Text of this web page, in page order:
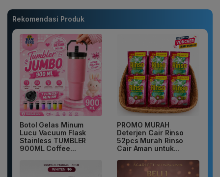
Rekomendasi Produk
Botol Gelas Minum
Lucu Vacuum Flask
Stainless TUMBLER
900ML Coffee...
PROMO MURAH
Deterjen Cair Rinso
52pcs Murah Rinso
Cair Aman untuk...